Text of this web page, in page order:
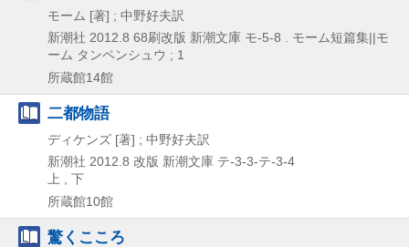
モーム [著] ; 中野好夫訳
新潮社 2012.8 68刷改版 新潮文庫 モ-5-8 . モーム短篇集||モ
ーム タンペンシュウ ; 1
所蔵館14館
二都物語
ディケンズ [著] ; 中野好夫訳
新潮社 2012.8 改版 新潮文庫 テ-3-3-テ-3-4
上 , 下
所蔵館10館
驚くこころ